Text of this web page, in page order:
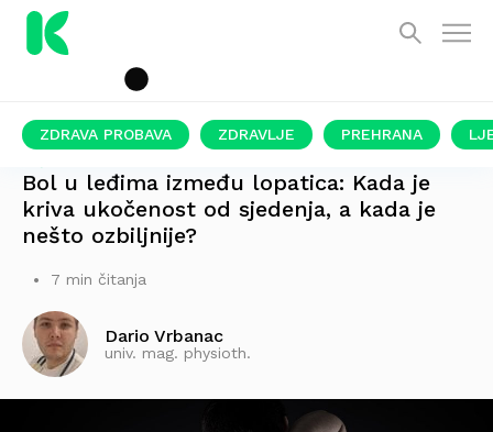
ZDRAVA PROBAVA ZDRAVLJE PREHRANA
Bol u leđima između lopatica: Kada je
kriva ukočenost od sjedenja, a kada je
nešto ozbiljnije?
7 min čitanja
Dario Vrbanac
univ. mag. physioth.